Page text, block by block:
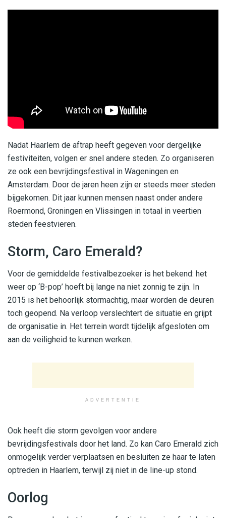
Nadat Haarlem de aftrap heeft gegeven voor dergelijke
festiviteiten, volgen er snel andere steden. Zo organiseren
ze ook een bevrijdingsfestival in Wageningen en
Amsterdam. Door de jaren heen zijn er steeds meer steden
bijgekomen. Dit jaar kunnen mensen naast onder andere
Roermond, Groningen en Vlissingen in totaal in veertien
steden feestvieren.
Storm, Caro Emerald?
Voor de gemiddelde festivalbezoeker is het bekend: het
weer op ‘B-pop’ hoeft bij lange na niet zonnig te zijn. In
2015 is het behoorlijk stormachtig, maar worden de deuren
toch geopend. Na verloop verslechtert de situatie en grijpt
de organisatie in. Het terrein wordt tijdelijk afgesloten om
aan de veiligheid te kunnen werken.
ADVERTENTIE
Ook heeft die storm gevolgen voor andere
bevrijdingsfestivals door het land. Zo kan Caro Emerald zich
onmogelijk verder verplaatsen en besluiten ze haar te laten
optreden in Haarlem, terwijl zij niet in de line-up stond.
Oorlog